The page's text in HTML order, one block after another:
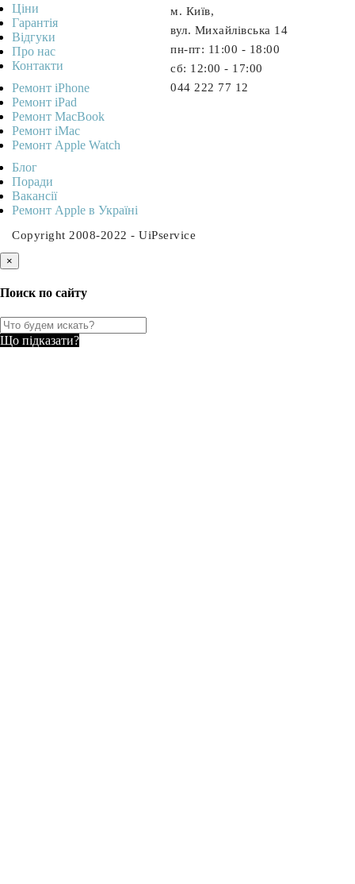
м. Київ,
вул. Михайлівська 14
пн-пт: 11:00 - 18:00
cб: 12:00 - 17:00
044 222 77 12
Ціни
Гарантія
Відгуки
Про нас
Контакти
Ремонт iPhone
Ремонт iPad
Ремонт MacBook
Ремонт iMac
Ремонт Apple Watch
Блог
Поради
Вакансії
Ремонт Apple в Україні
Copyright 2008-2022 - UiPservice
×
Поиск по сайту
Що підказати?